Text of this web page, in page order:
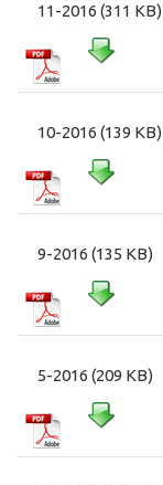
11-2016 (311 KB)
10-2016 (139 KB)
9-2016 (135 KB)
5-2016 (209 KB)